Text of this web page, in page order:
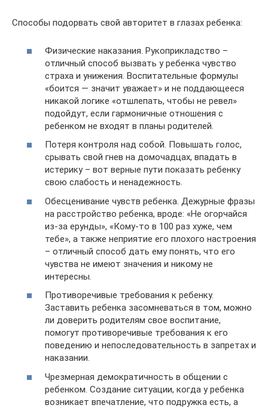
Способы подорвать свой авторитет в глазах ребенка:
Физические наказания. Рукоприкладство –
отличный способ вызвать у ребенка чувство
страха и унижения. Воспитательные формулы
«боится — значит уважает» и не поддающееся
никакой логике «отшлепать, чтобы не ревел»
подойдут, если гармоничные отношения с
ребенком не входят в планы родителей.
Потеря контроля над собой. Повышать голос,
срывать свой гнев на домочадцах, впадать в
истерику – вот верные пути показать ребенку
свою слабость и ненадежность.
Обесценивание чувств ребенка. Дежурные фразы
на расстройство ребенка, вроде: «Не огорчайся
из-за ерунды», «Кому-то в 100 раз хуже, чем
тебе», а также неприятие его плохого настроения
– отличный способ дать ему понять, что его
чувства не имеют значения и никому не
интересны.
Противоречивые требования к ребенку.
Заставить ребенка засомневаться в том, можно
ли доверить родителям свое воспитание,
помогут противоречивые требования к его
поведению и непоследовательность в запретах и
наказании.
Чрезмерная демократичность в общении с
ребенком. Создание ситуации, когда у ребенка
возникает впечатление, что подружка есть, а